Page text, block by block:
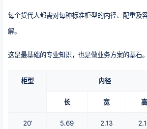
每个货代人都需对每种标准柜型的内径、配重及
解。
这是最基础的专业知识，也是做业务方案的基石。
柜型 内径
长 宽 高
20’ 5.69 2.13